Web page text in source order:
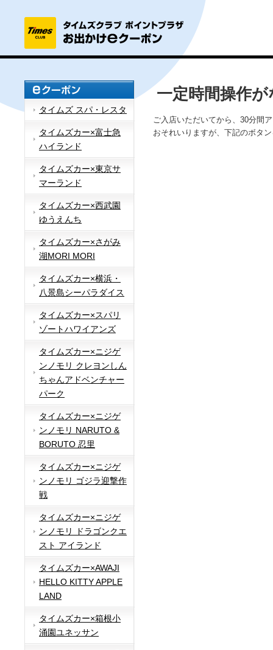
タイムズ スパ・レスタ
タイムズカー×富士急
ハイランド
タイムズカー×東京サ
マーランド
タイムズカー×西武園
ゆうえんち
タイムズカー×さがみ
湖MORI MORI
タイムズカー×横浜・
八景島シーパラダイス
タイムズカー×スパリ
ゾートハワイアンズ
タイムズカー×ニジゲ
ンノモリ クレヨンしん
ちゃんアドベンチャー
パーク
タイムズカー×ニジゲ
ンノモリ NARUTO &
BORUTO 忍里
タイムズカー×ニジゲ
ンノモリ ゴジラ迎撃作
戦
タイムズカー×ニジゲ
ンノモリ ドラゴンクエ
スト アイランド
タイムズカー×AWAJI
HELLO KITTY APPLE
LAND
タイムズカー×箱根小
涌園ユネッサン
一定時間操作
ご入店いただいてから、30分間
おそれいりますが、下記のボタ